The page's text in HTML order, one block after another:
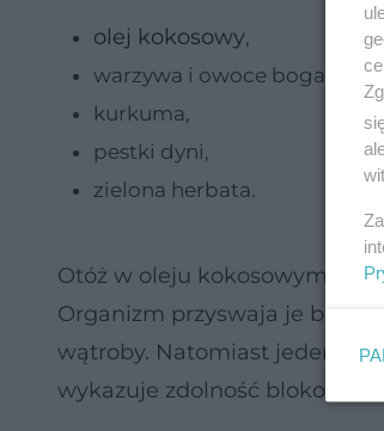
olej kokosowy,
warzywa i owoce bogate w
kurkuma,
pestki dyni,
zielona herbata.
Otóż w oleju kokosowym
Organizm przyswaja je
wątroby. Natomiast jeden z
wykazuje zdolność